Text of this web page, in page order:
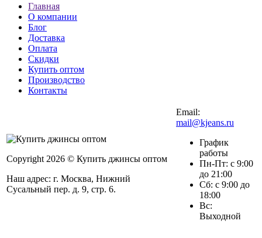
Главная
О компании
Блог
Доставка
Оплата
Скидки
Купить оптом
Производство
Контакты
Copyright 2026 © Купить джинсы оптом
Наш адрес: г. Москва, Нижний
Сусальный пер. д. 9, стр. 6.
Email:
mail@kjeans.ru
График
работы
Пн-Пт: с 9:00
до 21:00
Сб: с 9:00 до
18:00
Вс:
Выходной